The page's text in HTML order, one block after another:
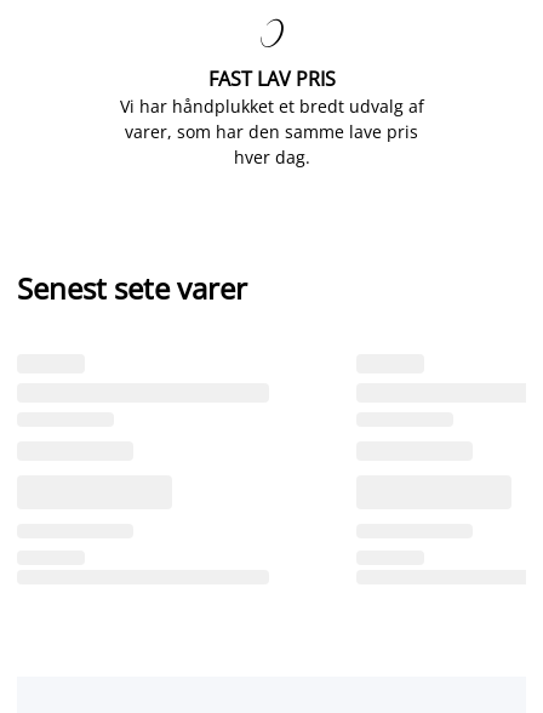

FAST LAV PRIS
Vi har håndplukket et bredt udvalg af
varer, som har den samme lave pris
hver dag.
Senest sete varer